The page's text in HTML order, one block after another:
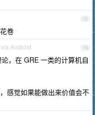
18
卷
19
Android
，在 GRE 一类的计算机自
感觉如果能做出来价值会不